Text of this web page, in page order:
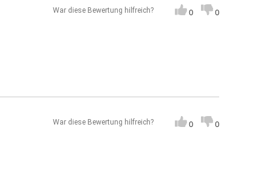
War diese Bewertung hilfreich? 0 0
War diese Bewertung hilfreich? 0 0